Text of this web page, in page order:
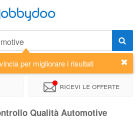
per migliorare i risultati
Ricevi le offerte
Qualità Automotive